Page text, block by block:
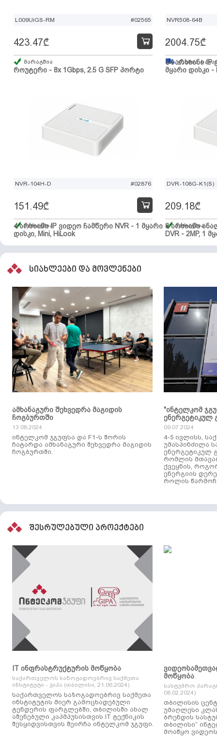
L009UiGS-RM #02565
როუტერი - 8x 1Gbps, 2.5 G SFP პორტი
423.47₾
მარაგშია
NVR508-64B
64 არხიანი IP
მყარი დისკი -
2004.75₾
გზაშია,
NVR-104H-D #02876
4 არხიანი IP ვიდეო ჩამწერი NVR - 1 მყარი
დისკი, Mini, HiLook
151.49₾
მარაგშია
DVR-108G-K1(S)
8 არხიანი
DVR - 2MP, 1
209.18₾
მარაგშია
სიახლეები და მოვლენები
ამხანაგური შეხვედრა მაგიდის
ჩოგბურთში
13.08.2024
ინტელკომ ჯგუფსა და F1-ს შორის
ჩატარდა ამხანაგური შეხვედრა მაგიდის
ჩოგბურთში.
"ინტელკომ
ენერგეტიკულ
09.07.2024
4-5 ივლისს,
უმასპინძილა
ენერგეტიკულ
რომლის
ქვეყნის,
ენერგიის
როლის
შესრულებული პროექტები
IT ინფრასტრუქტურის მოწყობა
საქართველოს საზოგადოებრივ საქმეთა
ინსტიტუტი - ჯიპა (თბილისი, 21.06.2024)
საქართველოს საზოგადოებრივ საქმეთა
ინსტიტუტის მიერ გამოცხადებული
ტენდერის ფარგლებში, თბილისში ახალ
აშენებული კაპმპუსისთვის IT ტექნიკის
შესყიდვისთვის შეირჩა ინტელკომ ჯგუფი.
მოწყობა
სასტუმრო
08.02.2024)
თბილისის
უმაღლესი
ბრენდის
თბილისი“
მოაწყო